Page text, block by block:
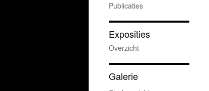
Publicaties
Exposities
Overzicht
Galerie